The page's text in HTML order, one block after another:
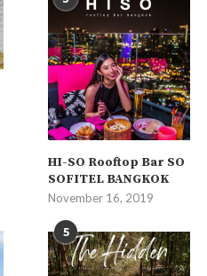
HI-SO Rooftop Bar SO
SOFITEL BANGKOK
November 16, 2019
5